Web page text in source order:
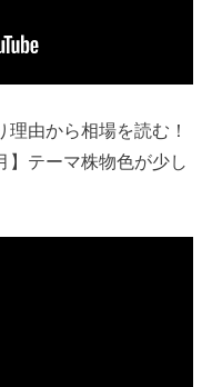
由から相場を読む！
】テーマ株物色が少し